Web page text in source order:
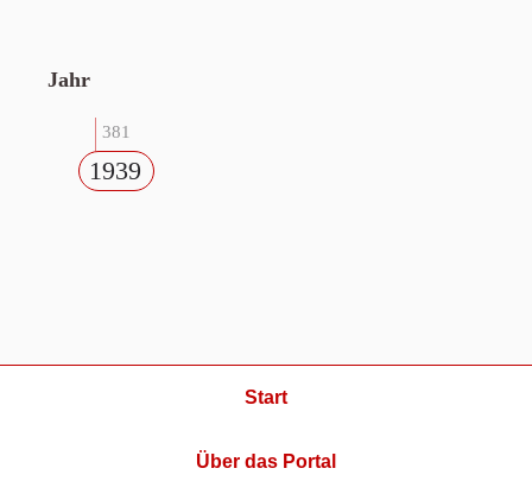
Jahr
381
1939
Start
Über das Portal